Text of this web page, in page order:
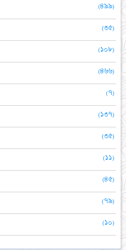
(৪৯৯)
(৩৫)
(১০৮)
(৪৬৬)
(৭)
(১৩৭)
(৩৫)
(১১)
(৪৫)
(৭৯)
(১০)